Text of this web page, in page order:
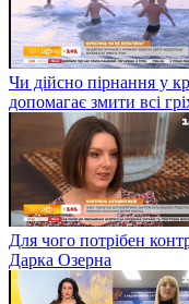
Чи дійсно пірнання у
допомагає змити всі
Для чого потрібен
Дарка Озерна